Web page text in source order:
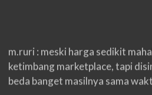
m.ruri : meski harga sedikit
ketimbang marketplace, tapi
beda banget masilnya sama